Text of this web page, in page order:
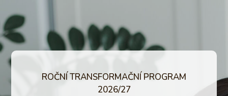
ROČNÍ TRANSFORMAČNÍ PROGRAM
2026/27